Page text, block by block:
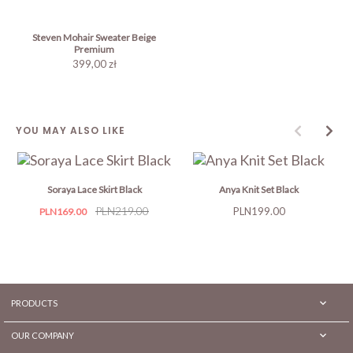
Steven Mohair Sweater Beige
Premium
399,00 zł
YOU MAY ALSO LIKE
Soraya Lace Skirt Black
Price
PLN169.00
Regular
PLN219.00
Anya Knit Set Black
Price
PLN199.00
PRODUCTS 
OUR COMPANY 